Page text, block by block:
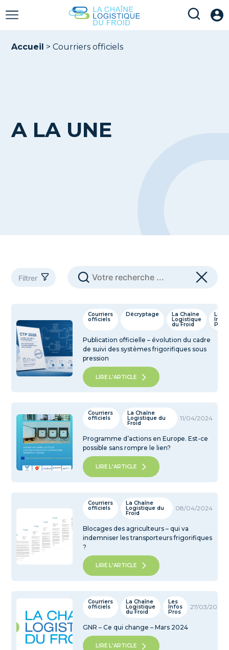
Accueil >Courriers officiels
A LA UNE
Filtrer
Comités Nationaux (Logistique et Transport)
Communiqué de presse
Courriers officiels
Décryptage
Evenement
FRIGO TOUR
La Chaîne Logistique du Froid
Les Infos Pros
LES RENDEZ-VOUS
Lumière sur ...
Non classé
Parlons-en
Réunion de région
Revue de presse
Webinaires
Courriers
officiels
Décryptage La Chaîne
Logistique
du Froid
Les
Infos
Pros
Publication officielle – évolution du cadre
de suivi des systèmes frigorifiques sous
pression
LIRE L'ARTICLE
11/04/2024
Courriers
officiels
La Chaîne
Logistique du
Froid
Programme d’actions en Europe. Est-ce
possible sans rompre le lien?
LIRE L'ARTICLE
08/04/2024
Courriers
officiels
La Chaîne
Logistique du
Froid
Blocages des agriculteurs – qui va
indemniser les transporteurs frigorifiques
?
LIRE L'ARTICLE
27/03/2024
Courriers
officiels
La Chaîne
Logistique
du Froid
Les
Infos
Pros
GNR – Ce qui change – Mars 2024
LIRE L'ARTICLE